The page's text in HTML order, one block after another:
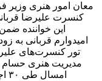
معان امور هنری وزیر
کنسرت علیرضا
این خواننده
امیدوارم قربانی به‌
تور کنسرت‌های